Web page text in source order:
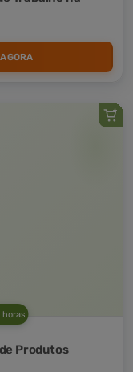
horas
Produtos